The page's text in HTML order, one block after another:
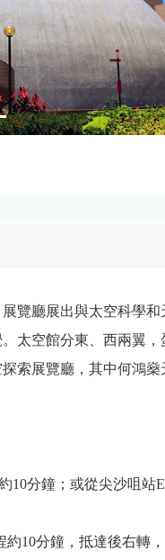
覽廳展出與太空科學
太空館分東、西兩翼
索展覽廳，其中何鴻
10分鐘；或從尖沙咀
10分鐘，抵達後右轉，